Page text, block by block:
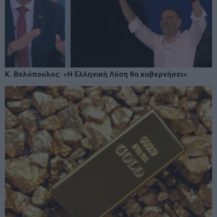
Κ. Βελόπουλος: «Η Ελληνική Λύση θα κυβερνήσει»